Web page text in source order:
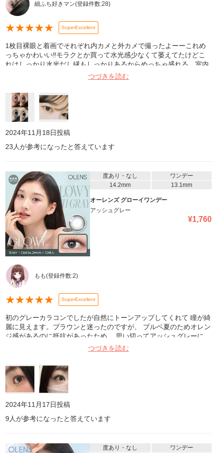
細ふち好きマン(登録件数:28)
★★★★★ SuperExcellent
1枚目裸眼と着画でそれぞれ内カメと外カメで撮ったよーーこれめ
っちゃかわいい‼️モラクとか買って水光感少なくて萎えてたけどこ
れはしっかり水光だし縁もしっかりあるからめっちゃ盛れる。室内
だと黒コンっぽくなっちゃうけど、逆に室内でも発色するものって
外でたらやばいと思うからこれくらいが丁度いいよ✨2枚目はデジカ
メっぽいアプリで外カメフラッシュで撮ったやつ神。クルクル回る
けど全然ラリってるように見えないよ‼️🤘 くるくるわまん
つづきを読む
2024年11月18日投稿
23 人が参考になったと答えています
度あり・なし
ワンデー
14.2mm
13.1mm
オーレンズ グローイワンデー
アッシュグレー
¥1,760
もも(登録件数:2)
★★★★★ SuperExcellent
初のグレーカラコンでしたが自然にトーンアップしてくれて 瞳が綺
麗に見えます。ブラウンと迷ったのですが、 ブルベ夏のためオレン
ジ感があるのに抵抗があったため、 思い切ってアッシュグレーに。
派手なのは嫌だなと思っていたのですが とってもナチュラルに馴染
んでくれました。 透明感たっぷりで、ブルベ夏の暗髪にぴったりで
つづきを読む
2024年11月17日投稿
9 人が参考になったと答えています
度あり・なし
ワンデー